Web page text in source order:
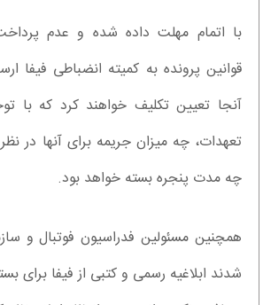
با اتمام مهلت داده شده و عدم
قوانین پرونده به کمیته انضباطی فیفا
آنجا تعیین تکلیف خواهند کرد که با
تعهدات، چه میزان جریمه برای آنها در
چه مدت پنجره بسته خواهد بود.
همچنین مسئولین فدراسیون فوتبال و
شدند ابلاغیه رسمی و کتبی از فیفا برای